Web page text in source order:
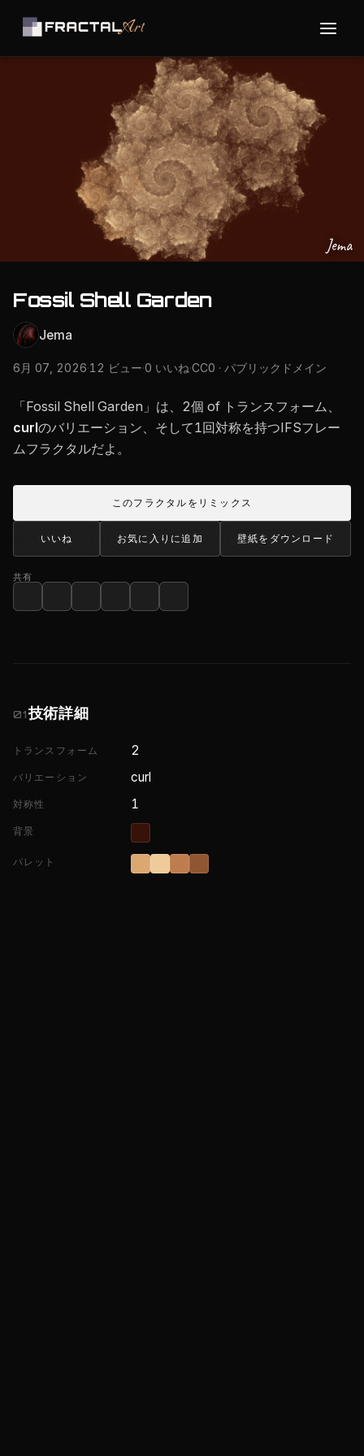
Jema
Fossil Shell Garden
Jema
6月 07, 2026·12 ビュー·0 いいね·CC0 · パブリックドメイン
「Fossil Shell Garden」は、2個 of トランスフォーム、
curlのバリエーション、そして1回対称を持つIFSフレー
ムフラクタルだよ。
このフラクタルをリミックス
いいね お気に入りに追加 壁紙をダウンロード
共有
01技術詳細
トランスフォーム 2
バリエーション curl
対称性 1
背景
パレット